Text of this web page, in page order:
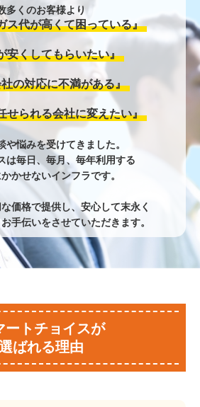
多くのお客様より
ス代が高くて困っている』
安くしてもらいたい』
の対応に不満がある』
せられる会社に変えたい』
や悩みを受けてきました。
は毎日、毎月、毎年利用する
かせないインフラです。
価格で提供し、安心して末永く
手伝いをさせていただきます。
ートチョイスが
ばれる理由